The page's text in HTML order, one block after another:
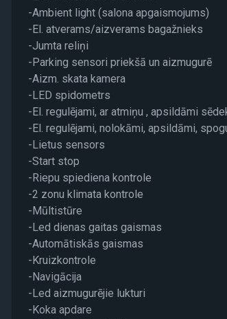
-Ambient light (salona apgaismojums)
-El. atverams/aizverams bagažnieks
-Jumta reliņi
-Parking sensori priekšā un aizmugurē
-Aizm. skata kamera
-LED spidometrs
-El. regulējami, ar atmiņu , apsildāmi
-El. regulējami, nolokāmi, apsildāmi,
-Lietus sensors
-Start stop
-Riepu spiediena kontrole
-2 zonu klimata kontrole
-Mūltistūre
-Led dienas gaitas gaismas
-Automātiskās gaismas
-Kruizkontrole
-Navigācija
-Led aizmugurējie lukturi
-Koka apdare